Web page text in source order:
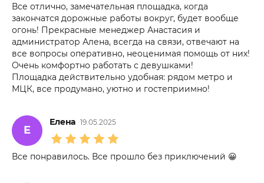
Все отлично, замечательная площадка, когда
закончатся дорожные работы вокруг, будет вообще
огонь! Прекрасные менеджер Анастасия и
администратор Алена, всегда на связи, отвечают на
все вопросы оперативно, неоценимая помощь от них!
Очень комфортно работать с девушками!
Площадка действительно удобная: рядом метро и
МЦК, все продумано, уютно и гостеприимно!
Е
Елена 19.05.2025
Все понравилось. Все прошло без приключений 😀